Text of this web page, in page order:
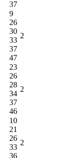
37
9
26
30
33
37
47
2
23
26
28
34
37
46
2
10
21
26
33
36
2